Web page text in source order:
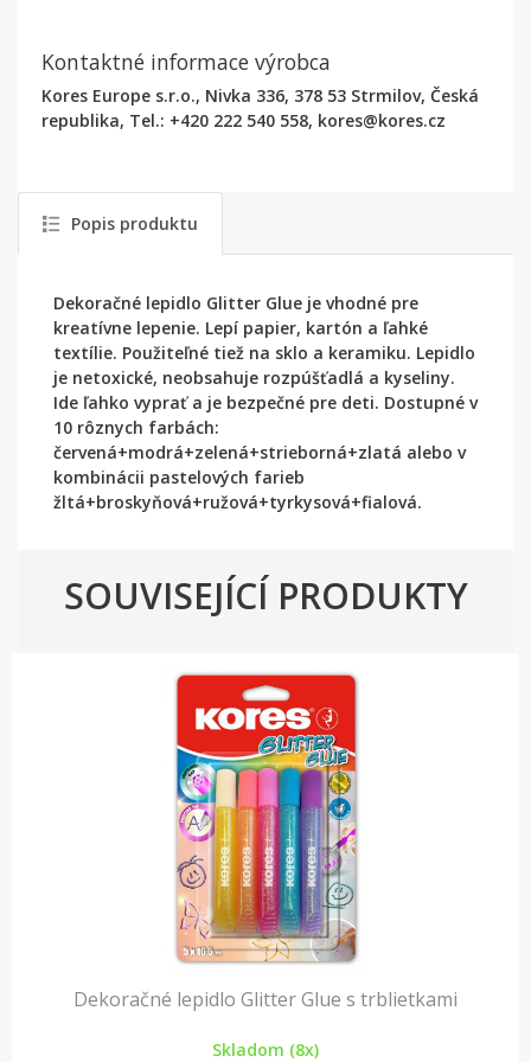
Kontaktné informace výrobca
Kores Europe s.r.o., Nivka 336, 378 53 Strmilov, Česká
republika, Tel.: +420 222 540 558, kores@kores.cz
Popis produktu
Dekoračné lepidlo Glitter Glue je vhodné pre
kreatívne lepenie. Lepí papier, kartón a ľahké
textílie. Použiteľné tiež na sklo a keramiku. Lepidlo
je netoxické, neobsahuje rozpúšťadlá a kyseliny.
Ide ľahko vyprať a je bezpečné pre deti. Dostupné v
10 rôznych farbách:
červená+modrá+zelená+strieborná+zlatá alebo v
kombinácii pastelových farieb
žltá+broskyňová+ružová+tyrkysová+fialová.
SOUVISEJÍCÍ PRODUKTY
Dekoračné lepidlo Glitter Glue s trblietkami
Skladom (8x)